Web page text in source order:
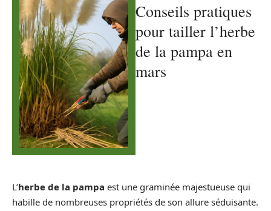
Conseils pratiques
pour tailler l’herbe
de la pampa en
mars
L’herbe de la pampa est une graminée majestueuse qui
habille de nombreuses propriétés de son allure séduisante.